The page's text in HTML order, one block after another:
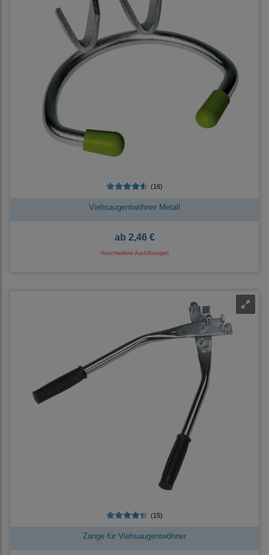
(16)
Viehsaugentwöhner Metall
ab 2,46 €
Verschiedene Ausführungen
(15)
Zange für Viehsaugentwöhner